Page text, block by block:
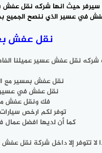
حيث انها شركه نقل
في عسير الذي ننصح
نقل عفش
شركه نقل عفش عسير عميلنا
نقل عفش بعسير مع
نقل عفش في عسير
فك ونقل عفش
توفر لكم ارخص
كما أن لديها افضل
لا تتوفر إلا داخل شركة